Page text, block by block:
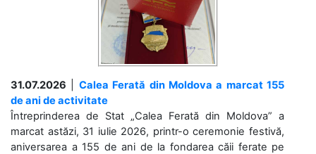
31.07.2026
Calea Ferată din Moldova a marcat 155
de ani de activitate
Întreprinderea de Stat „Calea Ferată din Moldova” a
marcat astăzi, 31 iulie 2026, printr-o ceremonie festivă,
aniversarea a 155 de ani de la fondarea căii ferate pe